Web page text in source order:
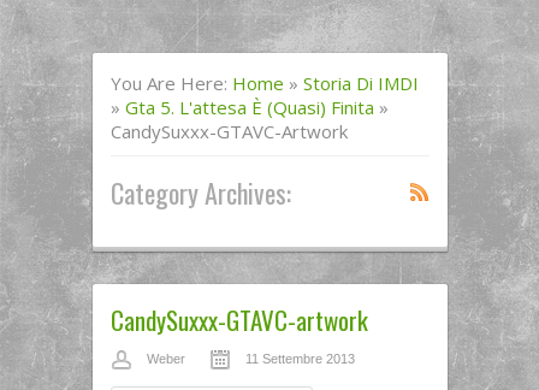
You Are Here: Home » Storia Di IMDI
» Gta 5. L'attesa È (quasi) Finita »
CandySuxxx-GTAVC-Artwork
Category Archives:
CandySuxxx-GTAVC-artwork
Weber 11 Settembre 2013